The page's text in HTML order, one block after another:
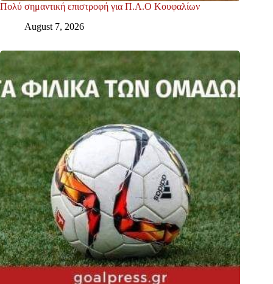
Πολύ σημαντική επιστροφή για Π.Α.Ο Κουφαλίων
August 7, 2026